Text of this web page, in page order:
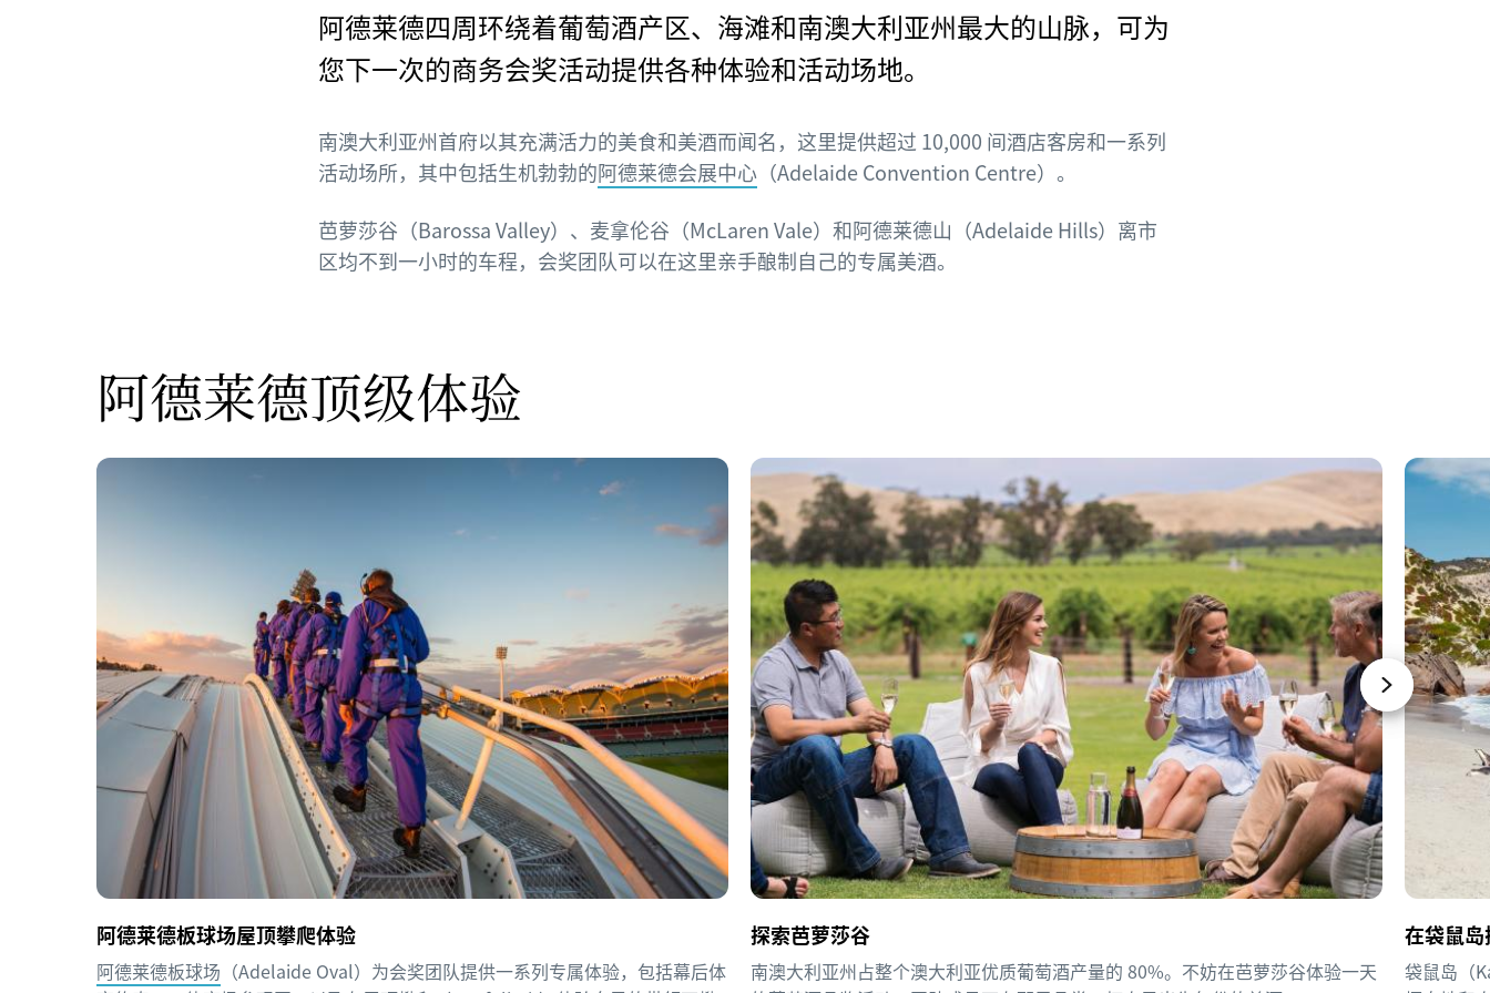
阿德莱德四周环绕着葡萄酒产区、海滩和南澳大利亚州最大的山脉，可为
您下一次的商务会奖活动提供各种体验和活动场地。
南澳大利亚州首府以其充满活力的美食和美酒而闻名，这里提供超过 10,000 间酒店客房和一系列
活动场所，其中包括生机勃勃的阿德莱德会展中心 （Adelaide Convention Centre）。
芭萝莎谷（Barossa Valley）、麦拿伦谷（McLaren Vale）和阿德莱德山（Adelaide Hills）离市
区均不到一小时的车程，会奖团队可以在这里亲手酿制自己的专属美酒。
阿德莱德顶级体验
阿德莱德板球场屋顶攀爬体验
阿德莱德板球场 （Adelaide Oval）为会奖团队提供一系列专属体验，包括幕后体
探索芭萝莎谷
南澳大利亚州占整个澳大利亚优质葡萄酒产量的 80%。不妨在芭萝莎谷体验一天
在袋鼠
袋鼠岛（